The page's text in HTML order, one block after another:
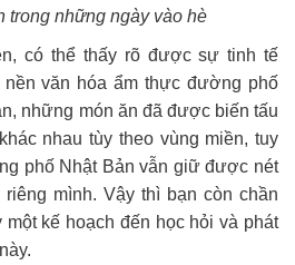
trong những ngày vào hè
có thể thấy rõ được sự tinh tế
văn hóa ẩm thực đường phố
những món ăn đã được biến tấu
nhau tùy theo vùng miền, tuy
phố Nhật Bản vẫn giữ được nét
mình. Vậy thì bạn còn chần
kế hoạch đến học hỏi và phát